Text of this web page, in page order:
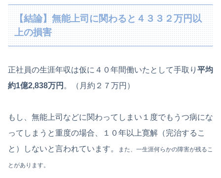
【結論】無能上司に関わると４３３２万円以
上の損害
正社員の生涯年収は仮に４０年間働いたとして手取り 平均
約1億2,838万円 。（月約２７万円）
もし、無能上司などに関わってしまい１度でもうつ病にな
ってしまうと重度の場合、１０年以上寛解（完治するこ
と）しないと言われています。
また、一生涯何らかの障害が残るこ
とがあります。